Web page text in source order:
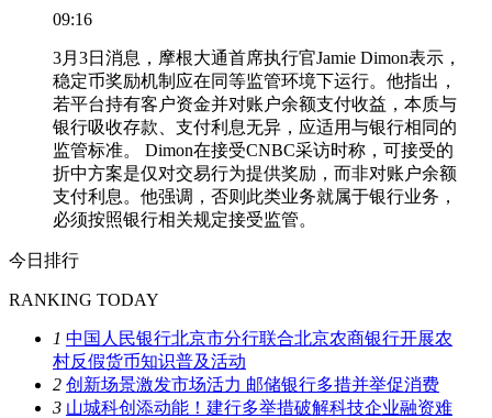
09:16
3月3日消息，摩根大通首席执行官Jamie Dimon表示，
稳定币奖励机制应在同等监管环境下运行。他指出，
若平台持有客户资金并对账户余额支付收益，本质与
银行吸收存款、支付利息无异，应适用与银行相同的
监管标准。 Dimon在接受CNBC采访时称，可接受的
折中方案是仅对交易行为提供奖励，而非对账户余额
支付利息。他强调，否则此类业务就属于银行业务，
必须按照银行相关规定接受监管。
今日排行
RANKING TODAY
1 中国人民银行北京市分行联合北京农商银行开展农
村反假货币知识普及活动
2 创新场景激发市场活力 邮储银行多措并举促消费
3 山城科创添动能！建行多举措破解科技企业融资难